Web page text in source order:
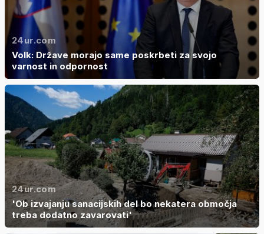
24ur.com
Volk: Države morajo same poskrbeti za svojo
varnost in odpornost
24ur.com
'Ob izvajanju sanacijskih del bo nekatera območja
treba dodatno zavarovati'